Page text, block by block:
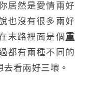
居然是愛情兩好
也沒有很多兩好
末路裡面是個 重
都有兩種不同的
看兩好三壞。